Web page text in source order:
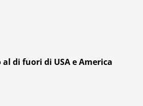
di fuori di USA e America